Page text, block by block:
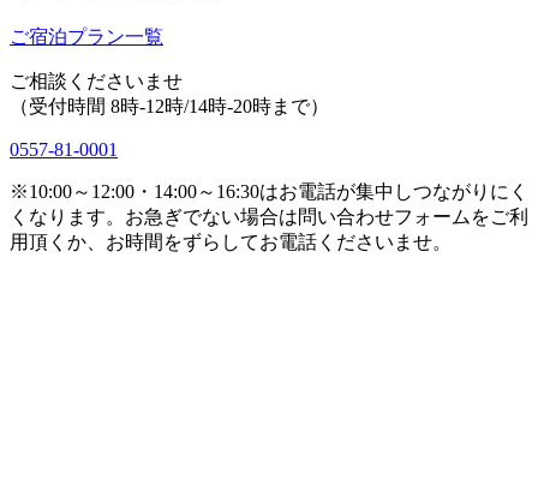
ご宿泊プラン一覧
ご相談くださいませ
（受付時間 8時-12時/14時-20時まで）
0557-81-0001
※10:00～12:00・14:00～16:30はお電話が集中しつながりにく
くなります。お急ぎでない場合は問い合わせフォームをご利
用頂くか、お時間をずらしてお電話くださいませ。